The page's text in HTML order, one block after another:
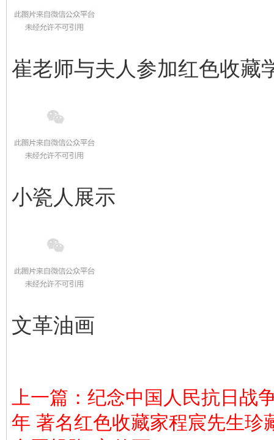
崔老师与夫人参加红色收藏
小瓷人展示
文革油画
上一篇：纪念中国人民抗日战
年 著名红色收藏家程宸先生珍